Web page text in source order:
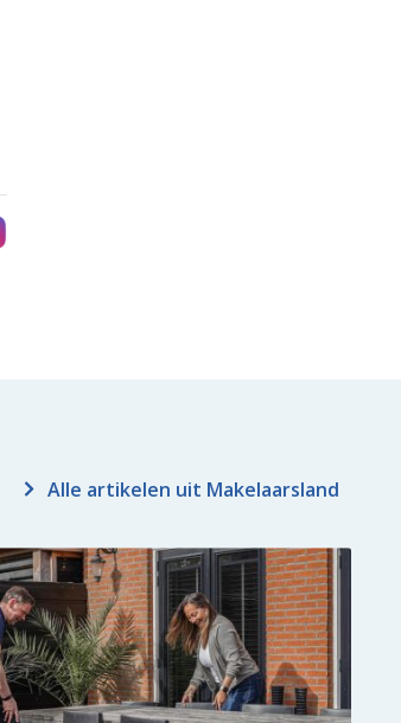
Alle artikelen uit Makelaarsland